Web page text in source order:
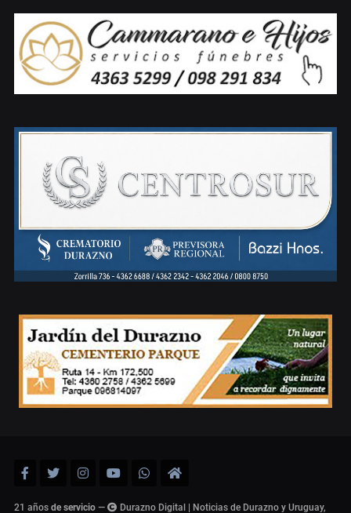
21 años de servicio — Durazno Digital | Noticias de Durazno y Uruguay,